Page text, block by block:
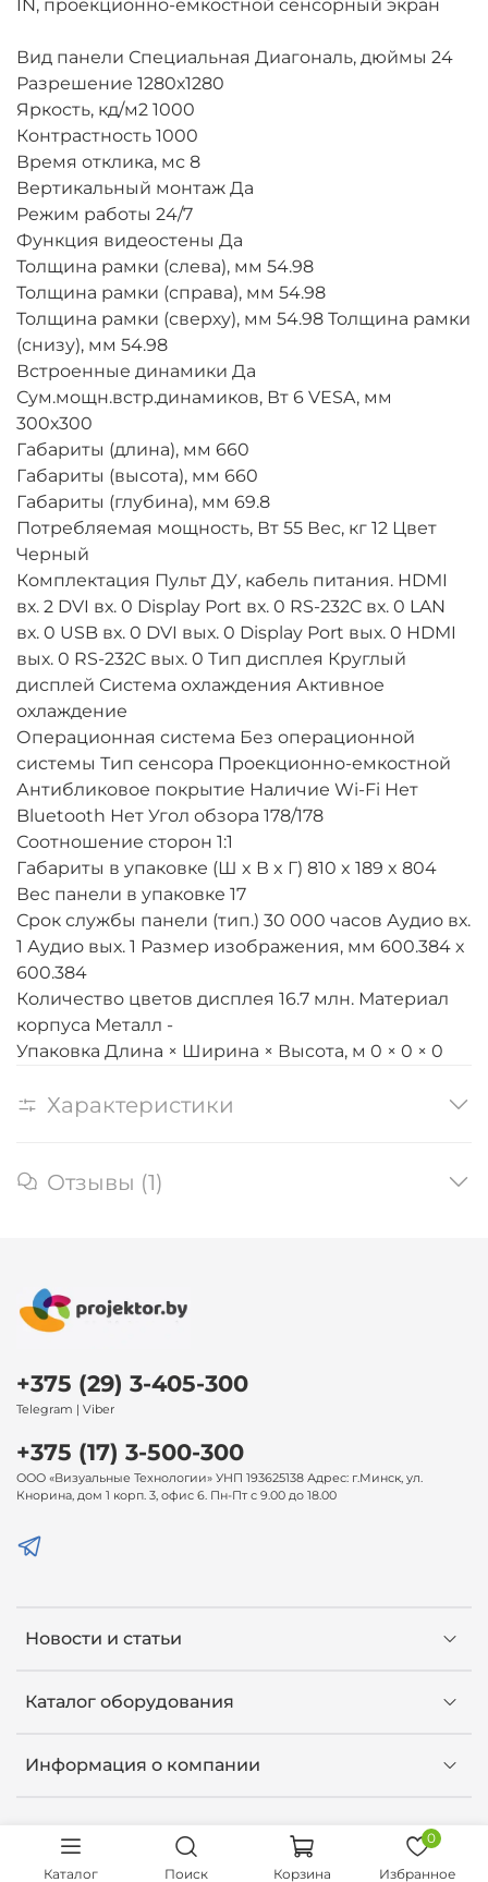
IN, проекционно-емкостной сенсорный экран
Вид панели Специальная Диагональ, дюймы 24
Разрешение 1280х1280
Яркость, кд/м2 1000
Контрастность 1000
Время отклика, мс 8
Вертикальный монтаж Да
Режим работы 24/7
Функция видеостены Да
Толщина рамки (слева), мм 54.98
Толщина рамки (справа), мм 54.98
Толщина рамки (сверху), мм 54.98 Толщина рамки
(снизу), мм 54.98
Встроенные динамики Да
Сум.мощн.встр.динамиков, Вт 6 VESA, мм
300х300
Габариты (длина), мм 660
Габариты (высота), мм 660
Габариты (глубина), мм 69.8
Потребляемая мощность, Вт 55 Вес, кг 12 Цвет
Черный
Комплектация Пульт ДУ, кабель питания. HDMI
вх. 2 DVI вх. 0 Display Port вх. 0 RS-232C вх. 0 LAN
вх. 0 USB вх. 0 DVI вых. 0 Display Port вых. 0 HDMI
вых. 0 RS-232C вых. 0 Тип дисплея Круглый
дисплей Система охлаждения Активное
охлаждение
Операционная система Без операционной
системы Тип сенсора Проекционно-емкостной
Антибликовое покрытие Наличие Wi-Fi Нет
Bluetooth Нет Угол обзора 178/178
Соотношение сторон 1:1
Габариты в упаковке (Ш x В x Г) 810 x 189 x 804
Вес панели в упаковке 17
Срок службы панели (тип.) 30 000 часов Аудио вх.
1 Аудио вых. 1 Размер изображения, мм 600.384 x
600.384
Количество цветов дисплея 16.7 млн. Материал
корпуса Металл -
Упаковка Длина × Ширина × Высота, м 0 × 0 × 0
Характеристики
Отзывы (1)
Новости и статьи
Каталог оборудования
Информация о компании
+375 (29) 3-405-300
Telegram | Viber
+375 (17) 3-500-300
ООО «Визуальные Технологии» УНП 193625138 Адрес: г.Минск, ул.
Кнорина, дом 1 корп. 3, офис 6. Пн-Пт с 9.00 до 18.00
Каталог Поиск Корзина
0
Избранное